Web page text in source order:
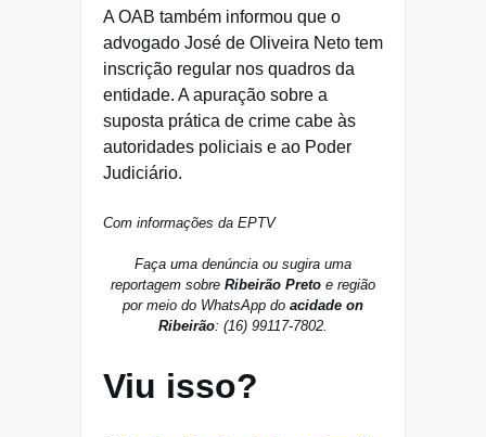
A OAB também informou que o
advogado José de Oliveira Neto tem
inscrição regular nos quadros da
entidade. A apuração sobre a
suposta prática de crime cabe às
autoridades policiais e ao Poder
Judiciário.
Com informações da EPTV
Faça uma denúncia ou sugira uma
reportagem sobre Ribeirão Preto e região
por meio do WhatsApp do acidade on
Ribeirão: (16) 99117-7802.
Viu isso?